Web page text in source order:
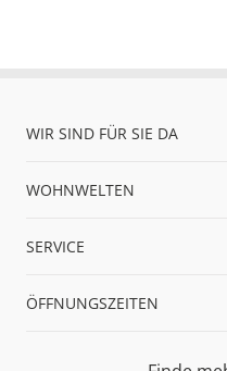
WIR SIND FÜR SIE DA
WOHNWELTEN
SERVICE
ÖFFNUNGSZEITEN